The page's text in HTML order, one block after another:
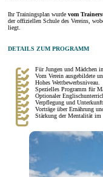
Ihr Trainingsplan wurde vom
der offiziellen Schule des Vereins,
liegt.
DETAILS ZUM PROGRAMM
Für Jungen und Mädchen
Vom Verein ausgebildete
Hohes Wettbewerbsniveau.
Spezielles Programm für
Optionaler
Verpflegung und
Vorträge über Ernährung
Stärkung der Mentalität im